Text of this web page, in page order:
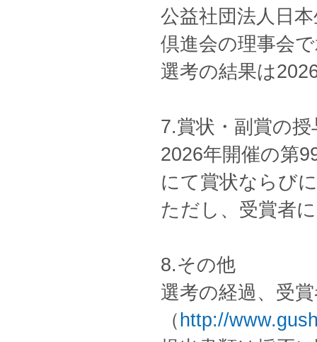
公益社団法人日
倶進会の理事会
選考の結果は
7.賞状・副賞の授
2026年開催の第
にて賞状ならび
ただし、受賞者
8.その他
選考の経過、受
（ http://